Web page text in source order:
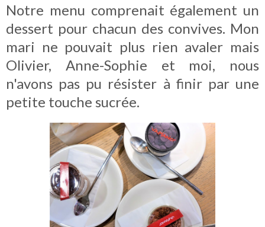
Notre menu comprenait également un
dessert pour chacun des convives. Mon
mari ne pouvait plus rien avaler mais
Olivier, Anne-Sophie et moi, nous
n'avons pas pu résister à finir par une
petite touche sucrée.